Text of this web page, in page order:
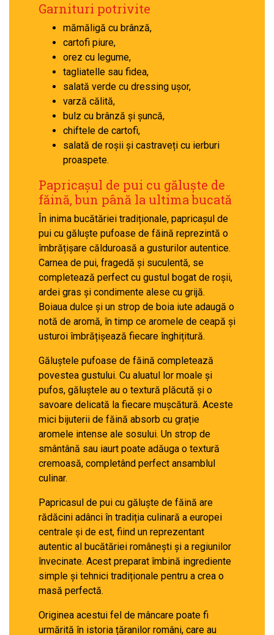
Garnituri potrivite
mămăligă cu brânză,
cartofi piure,
orez cu legume,
tagliatelle sau fidea,
salată verde cu dressing ușor,
varză călită,
bulz cu brânză și șuncă,
chiftele de cartofi,
salată de roșii și castraveți cu ierburi
proaspete.
Papricașul de pui cu găluște de
făină, bun până la ultima bucată
În inima bucătăriei tradiționale, papricașul de
pui cu găluște pufoase de făină reprezintă o
îmbrățișare călduroasă a gusturilor autentice.
Carnea de pui, fragedă și suculentă, se
completează perfect cu gustul bogat de roșii,
ardei gras și condimente alese cu grijă.
Boiaua dulce și un strop de boia iute adaugă o
notă de aromă, în timp ce aromele de ceapă și
usturoi îmbrățișează fiecare înghițitură.
Găluștele pufoase de făină completează
povestea gustului. Cu aluatul lor moale și
pufos, găluștele au o textură plăcută și o
savoare delicată la fiecare mușcătură. Aceste
mici bijuterii de făină absorb cu grație
aromele intense ale sosului. Un strop de
smântână sau iaurt poate adăuga o textură
cremoasă, completând perfect ansamblul
culinar.
Papricasul de pui cu găluște de făină are
rădăcini adânci în tradiția culinară a europei
centrale și de est, fiind un reprezentant
autentic al bucătăriei românești și a regiunilor
învecinate. Acest preparat îmbină ingrediente
simple și tehnici tradiționale pentru a crea o
masă perfectă.
Originea acestui fel de mâncare poate fi
urmărită în istoria țăranilor români, care au